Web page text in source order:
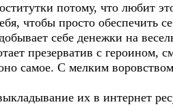
потому, что любит
чтобы просто обеспечить
себе денежки на
презерватив с
оно самое. С мелким
их в интернет